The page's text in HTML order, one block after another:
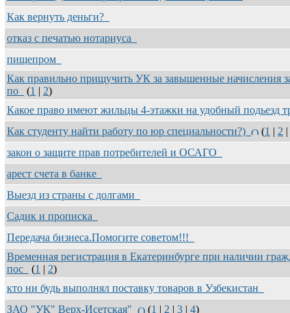
Как вернуть деньги?
отказ с печатью нотариуса
пищепром
Как правильно прищучить УК за завышенные начисления
по
(1 | 2)
Какое право имеют жильцы 4-этажки на удобный подьезд
Как студенту найти работу по юр специальности?)
(1 | 2 |
закон о защите прав потребителей и ОСАГО
арест счета в банке
Выезд из страны с долгами
Садик и прописка
Передача бизнеса.Помогите советом!!!
Временная регистрация в Екатеринбурге при наличии
пос
(1 | 2)
кто ни будь выполнял поставку товаров в Узбекистан
ЗАО "УК" Верх-Исетская"
(1 | 2 | 3 | 4)